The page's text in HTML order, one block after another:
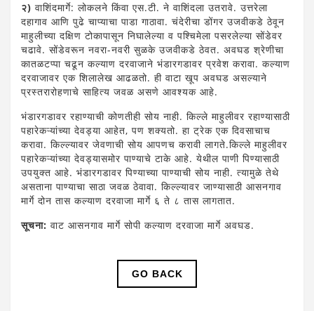
२) वाशिंदमार्गे: लोकलने किंवा एस.टी. ने वाशिंदला उतरावे. उत्तरेला
दहागाव आणि पुढे चाप्याचा पाडा गाठावा. चंदेरीचा डोंगर उजवीकडे ठेवून
माहुलीच्या दक्षिण टोकापासून निघालेल्या व पश्चिमेला पसरलेल्या सोंडेवर
चढावे. सोंडेवरून नवरा-नवरी सुळके उजवीकडे ठेवत. अवघड श्रेणीचा
कातळटप्पा चढून कल्याण दरवाजाने भंडारगडावर प्रवेश करावा. कल्याण
दरवाजावर एक शिलालेख आढळतो. ही वाटा खूप अवघड असल्याने
प्रस्तरारोहणाचे साहित्य जवळ असणे आवश्यक आहे.
भंडारगडावर रहाण्याची कोणतीही सोय नाही. किल्ले माहुलीवर रहाण्यासाठी
पहारेकऱ्यांच्या देवड्या आहेत, पण शक्यतो. हा ट्रेक एक दिवसाचाच
करावा. किल्ल्यावर जेवणाची सोय आपणच करावी लागते.किल्ले माहुलीवर
पहारेकऱ्यांच्या देवड्यासमोर पाण्याचे टाके आहे. येथील पाणी पिण्यासाठी
उपयुक्त आहे. भंडारगडावर पिण्याच्या पाण्याची सोय नाही. त्यामुळे तेथे
असताना पाण्याचा साठा जवळ ठेवावा. किल्ल्यावर जाण्यासाठी आसनगाव
मार्गे दोन तास कल्याण दरवाजा मार्गे ६ ते ८ तास लागतात.
सूचना: वाट आसनगाव मार्गे सोपी कल्याण दरवाजा मार्गे अवघड.
GO BACK